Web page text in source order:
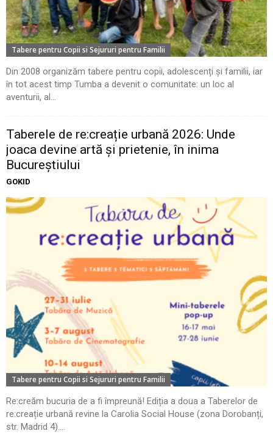
Tabere pentru Copii si Sejururi pentru Familii
Din 2008 organizăm tabere pentru copii, adolescenți și familii, iar
în tot acest timp Tumba a devenit o comunitate: un loc al
aventurii, al...
Taberele de re:creație urbană 2026: Unde
joaca devine artă și prietenie, în inima
Bucureștiului
GOKID
Tabere pentru Copii si Sejururi pentru Familii
Re:creăm bucuria de a fi împreună! Ediția a doua a Taberelor de
re:creație urbană revine la Carolia Social House (zona Dorobanți,
str. Madrid 4)....